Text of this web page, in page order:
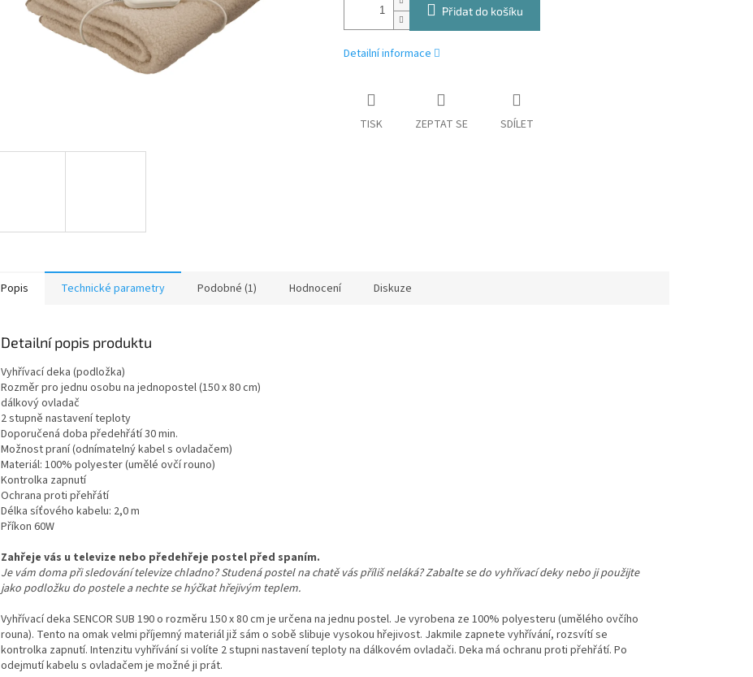
Přidat do košíku
Detailní informace
TISK ZEPTAT SE SDÍLET
Popis Technické parametry Podobné (1) Hodnocení Diskuze
Detailní popis produktu
Vyhřívací deka (podložka)
Rozměr pro jednu osobu na jednopostel (150 x 80 cm)
dálkový ovladač
2 stupně nastavení teploty
Doporučená doba předehřátí 30 min.
Možnost praní (odnímatelný kabel s ovladačem)
Materiál: 100% polyester (umělé ovčí rouno)
Kontrolka zapnutí
Ochrana proti přehřátí
Délka síťového kabelu: 2,0 m
Příkon 60W
Zahřeje vás u televize nebo předehřeje postel před spaním.
Je vám doma při sledování televize chladno? Studená postel na chatě vás příliš neláká? Zabalte se do vyhřívací deky nebo ji použijte
jako podložku do postele a nechte se hýčkat hřejivým teplem.
Vyhřívací deka SENCOR SUB 190 o rozměru 150 x 80 cm je určena na jednu postel. Je vyrobena ze 100% polyesteru (umělého ovčího
rouna). Tento na omak velmi příjemný materiál již sám o sobě slibuje vysokou hřejivost. Jakmile zapnete vyhřívání, rozsvítí se
kontrolka zapnutí. Intenzitu vyhřívání si volíte 2 stupni nastavení teploty na dálkovém ovladači. Deka má ochranu proti přehřátí. Po
odejmutí kabelu s ovladačem je možné ji prát.